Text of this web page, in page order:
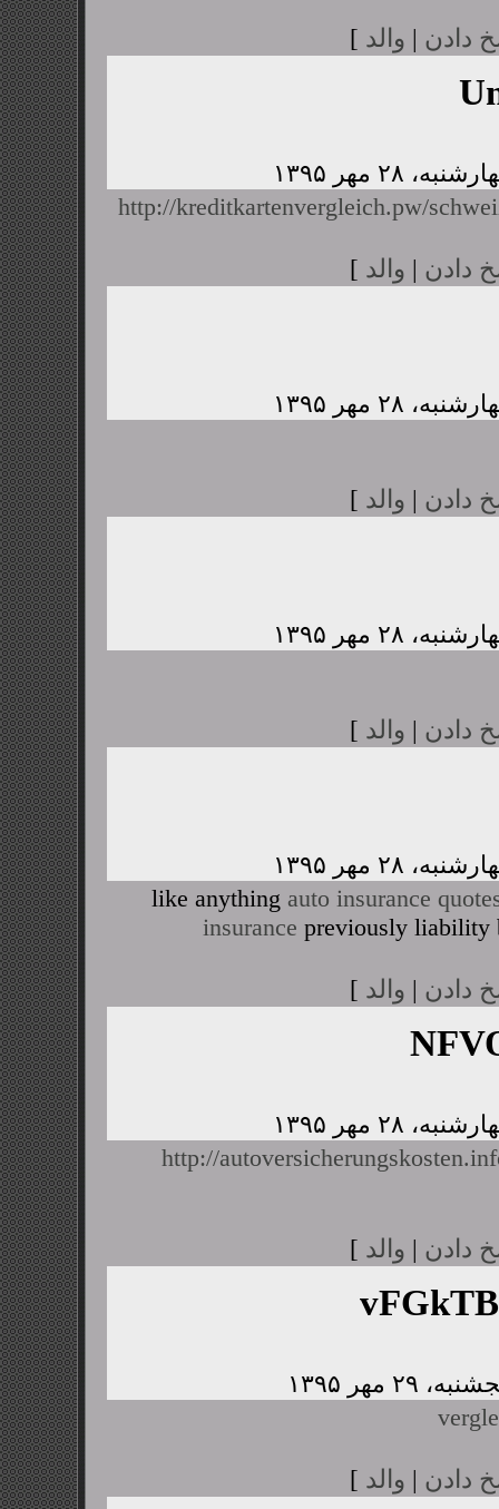
دادن | والد ]
http://kreditkartenvergleich.pw/
دادن | والد ]
دادن | والد ]
دادن | والد ]
like anything auto insurance
insurance previously liability
دادن | والد ]
http://
دادن | والد ]
دادن | والد ]